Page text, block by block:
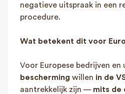
negatieve uitspraak in een
procedure​.
Wat betekent dit voor
Voor Europese bedrijven en
bescherming willen in de
aantrekkelijk zijn — mits de